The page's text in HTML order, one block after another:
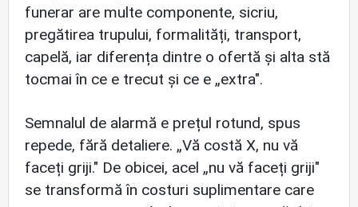
funerar are multe componente, sicriu,
pregătirea trupului, formalități, transport,
capelă, iar diferența dintre o ofertă și alta stă
tocmai în ce e trecut și ce e „extra".
Semnalul de alarmă e prețul rotund, spus
repede, fără detaliere. „Vă costă X, nu vă
faceți griji." De obicei, acel „nu vă faceți griji"
se transformă în costuri suplimentare care